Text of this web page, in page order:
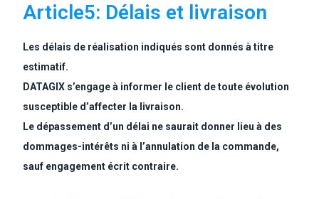
Article5: Délais et livraison
Les délais de réalisation indiqués sont donnés à titre
estimatif.
DATAGIX s’engage à informer le client de toute évolution
susceptible d’affecter la livraison.
Le dépassement d’un délai ne saurait donner lieu à des
dommages-intérêts ni à l’annulation de la commande,
sauf engagement écrit contraire.